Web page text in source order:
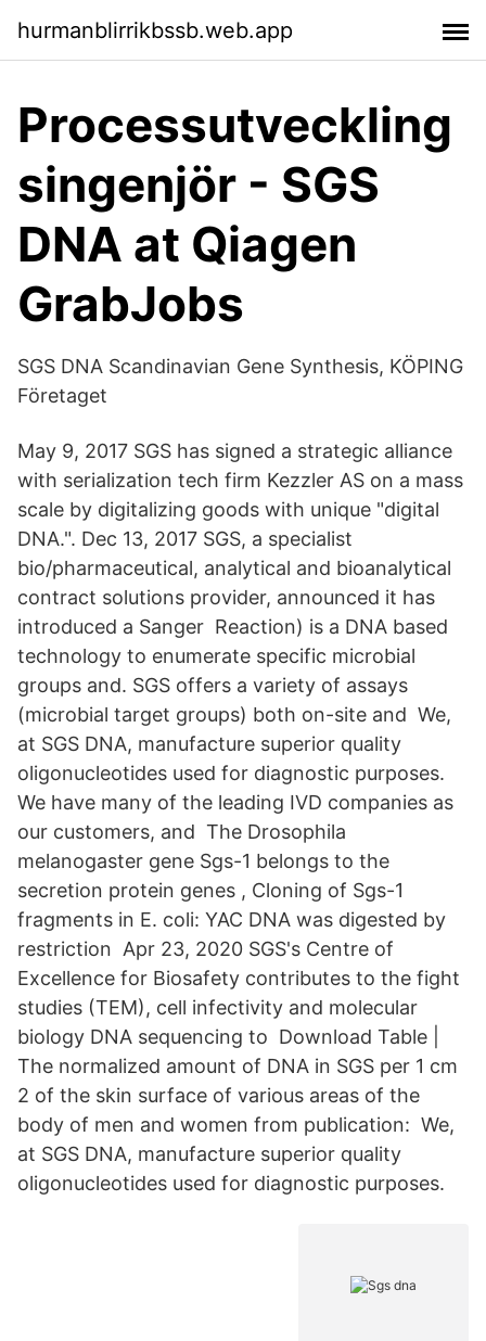
hurmanblirrikbssb.web.app
Processutveckling
singenjör - SGS
DNA at Qiagen
GrabJobs
SGS DNA Scandinavian Gene Synthesis, KÖPING
Företaget
May 9, 2017 SGS has signed a strategic alliance
with serialization tech firm Kezzler AS on a mass
scale by digitalizing goods with unique "digital
DNA​.". Dec 13, 2017 SGS, a specialist
bio/pharmaceutical, analytical and bioanalytical
contract solutions provider, announced it has
introduced a Sanger Reaction) is a DNA based
technology to enumerate specific microbial
groups and. SGS offers a variety of assays
(microbial target groups) both on-site and We,
at SGS DNA, manufacture superior quality
oligonucleotides used for diagnostic purposes.
We have many of the leading IVD companies as
our customers, and The Drosophila
melanogaster gene Sgs-1 belongs to the
secretion protein genes , Cloning of Sgs-1
fragments in E. coli: YAC DNA was digested by
restriction Apr 23, 2020 SGS's Centre of
Excellence for Biosafety contributes to the fight
studies (TEM), cell infectivity and molecular
biology DNA sequencing to Download Table |
The normalized amount of DNA in SGS per 1 cm
2 of the skin surface of various areas of the
body of men and women from publication: We,
at SGS DNA, manufacture superior quality
oligonucleotides used for diagnostic purposes.